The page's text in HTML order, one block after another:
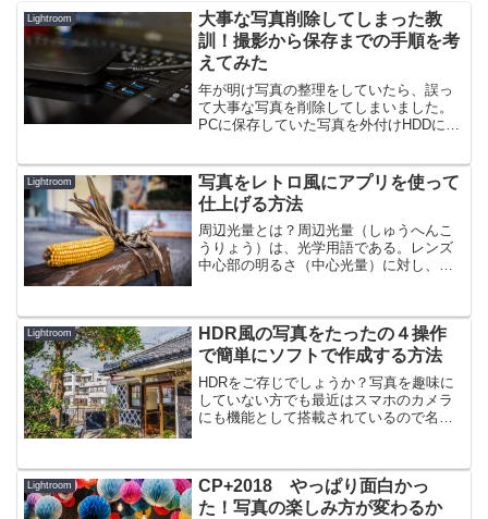
Lightroom
大事な写真削除してしまった教
訓！撮影から保存までの手順を考
えてみた
年が明け写真の整理をしていたら、誤っ
て大事な写真を削除してしまいました。
PCに保存していた写真を外付けHDDに保
にしたかというとPCに保管していると、
パ...
Lightroom
写真をレトロ風にアプリを使って
仕上げる方法
周辺光量とは？周辺光量（しゅうへんこ
うりょう）は、光学用語である。レンズ
中心部の明るさ（中心光量）に対し、レ
として使用され、撮影後の写真画像にお
ける縁辺部の明るさにも用...
Lightroom
HDR風の写真をたったの４操作
で簡単にソフトで作成する方法
HDRをご存じでしょうか？写真を趣味に
していない方でも最近はスマホのカメラ
にも機能として搭載されているので名前
イナミックレンジ）の略。このHDR風
の...
Lightroom
CP+2018 やっぱり面白かっ
た！写真の楽しみ方が変わるか